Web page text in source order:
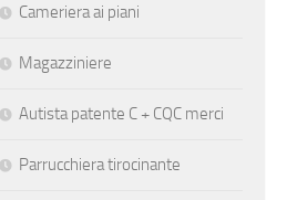
Cameriera ai piani
Magazziniere
Autista patente C + CQC merci
Parrucchiera tirocinante